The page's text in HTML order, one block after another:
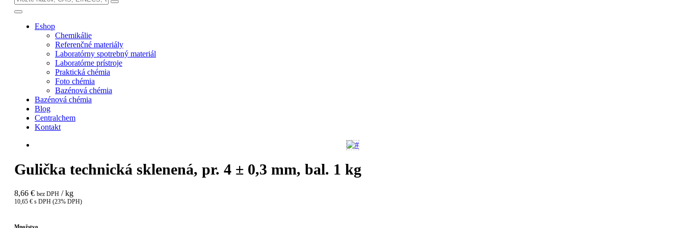
Eshop
Chemikálie
Referenčné materiály
Laboratórny spotrebný materiál
Laboratórne prístroje
Praktická chémia
Foto chémia
Bazénová chémia
Bazénová chémia
Blog
Centralchem
Kontakt
Gulička technická sklenená, pr. 4 ± 0,3 mm, bal. 1 kg
8,66 € bez DPH / kg
10,65 € s DPH (23% DPH)
Množstvo